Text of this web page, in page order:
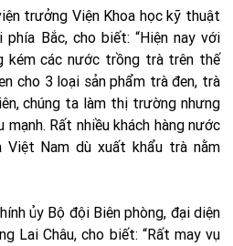
trưởng Viện Khoa học kỹ thuật
phía Bắc, cho biết: “Hiện nay với
kém các nước trồng trà trên thế
cho 3 loại sản phẩm trà đen, trà
chúng ta làm thị trường nhưng
Rất nhiều khách hàng nước
Nam dù xuất khẩu trà nằm
ủy Bộ đội Biên phòng, đại diện
Lai Châu, cho biết: “Rất may vụ